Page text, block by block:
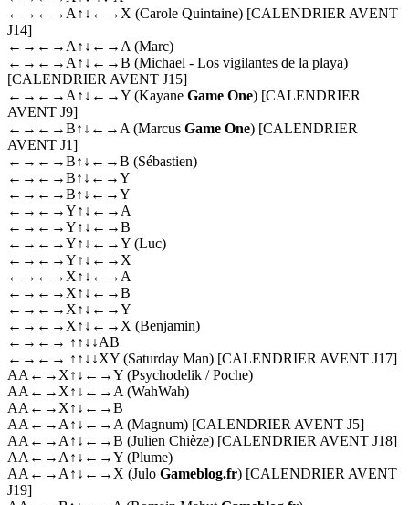
←→←→A↑↓←→X (Carole Quintaine) [CALENDRIER AVENT
J14]
←→←→A↑↓←→A (Marc)
←→←→A↑↓←→B (Michael - Los vigilantes de la playa)
[CALENDRIER AVENT J15]
←→←→A↑↓←→Y (Kayane Game One) [CALENDRIER
AVENT J9]
←→←→B↑↓←→A (Marcus Game One) [CALENDRIER
AVENT J1]
←→←→B↑↓←→B (Sébastien)
←→←→B↑↓←→Y
←→←→B↑↓←→Y
←→←→Y↑↓←→A
←→←→Y↑↓←→B
←→←→Y↑↓←→Y (Luc)
←→←→Y↑↓←→X
←→←→X↑↓←→A
←→←→X↑↓←→B
←→←→X↑↓←→Y
←→←→X↑↓←→X (Benjamin)
←→←→ ↑↑↓↓AB
←→←→ ↑↑↓↓XY (Saturday Man) [CALENDRIER AVENT J17]
AA←→X↑↓←→Y (Psychodelik / Poche)
AA←→X↑↓←→A (WahWah)
AA←→X↑↓←→B
AA←→A↑↓←→A (Magnum) [CALENDRIER AVENT J5]
AA←→A↑↓←→B (Julien Chièze) [CALENDRIER AVENT J18]
AA←→A↑↓←→Y (Plume)
AA←→A↑↓←→X (Julo Gameblog.fr) [CALENDRIER AVENT
J19]